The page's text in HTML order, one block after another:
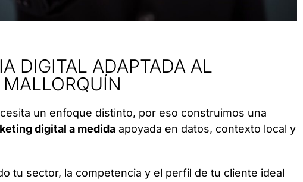
DIGITAL ADAPTADA AL
un enfoque distinto, por eso construimos una
digital a medida apoyada en datos, contexto local y
tu sector, la competencia y el perfil de tu cliente ideal